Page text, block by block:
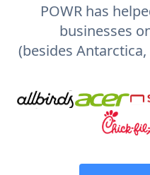
POWR has
businesses
(besides